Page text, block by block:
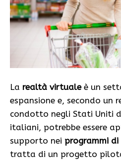
La realtà virtualeè un
espansione e, secondo un
condotto negli Stati Uniti
italiani, potrebbe essere
supporto nei programmi
tratta di un progetto